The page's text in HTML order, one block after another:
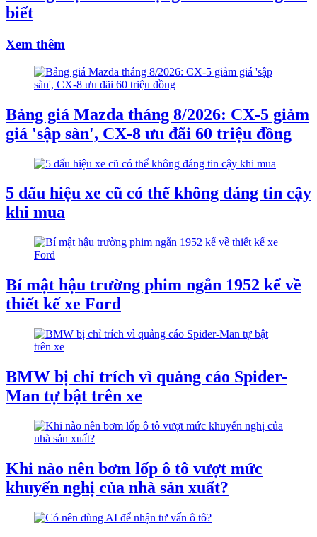
biết
Xem thêm
Bảng giá Mazda tháng 8/2026: CX-5 giảm
giá 'sập sàn', CX-8 ưu đãi 60 triệu đồng
5 dấu hiệu xe cũ có thể không đáng tin cậy
khi mua
Bí mật hậu trường phim ngắn 1952 kể về
thiết kế xe Ford
BMW bị chỉ trích vì quảng cáo Spider-
Man tự bật trên xe
Khi nào nên bơm lốp ô tô vượt mức
khuyến nghị của nhà sản xuất?